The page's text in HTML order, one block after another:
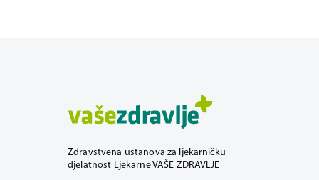
Zdravstvena ustanova za ljekarničku
djelatnost Ljekarne VAŠE ZDRAVLJE